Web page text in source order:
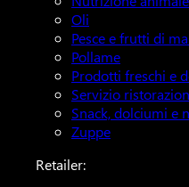
Oli
Pesce e frutti di
Pollame
Prodotti freschi e
Servizio
Snack, dolciumi e
Zuppe
Retailer: